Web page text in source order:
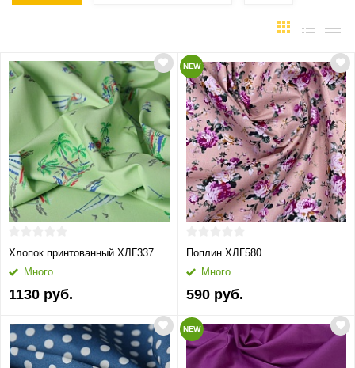
Хлопок принтованный ХЛГ337
Много
1130 руб.
NEW
Поплин ХЛГ580
Много
590 руб.
NEW